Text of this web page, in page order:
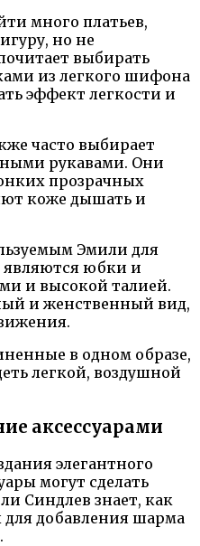
много платьев,
но не
выбирать
из легкого шифона
эффект легкости и
часто выбирает
рукавами. Они
прозрачных
коже дышать и
Эмили для
являются юбки и
и высокой талией.
и женственный вид,
в одном образе,
легкой, воздушной
аксессуарами
элегантного
могут сделать
Синдлев знает, как
для добавления шарма